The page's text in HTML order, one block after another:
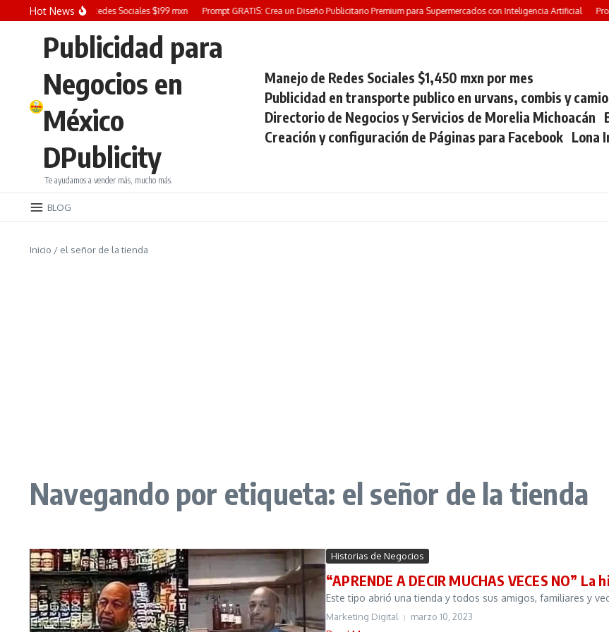
Saltar al contenido
Hot News
Diseño Grafico para Redes Sociales $199 mxn Prompt GRATIS: Crea un Diseño Publicitario Premium para Supermercados con Inteligencia Artificial
Publicidad para
Negocios en
México
DPublicity
Te ayudamos a vender más, mucho más.
Manejo de Redes Sociales $1,450 mxn por mes
Publicidad en transporte publico en urvans, combis y
Directorio de Negocios y Servicios de Morelia Michoacán
Creación y configuración de Páginas para Facebook Lona
BLOG
Inicio / el señor de la tienda
Navegando por etiqueta: el señor de la tienda
Historias de Negocios
“APRENDE A DECIR MUCHAS VECES NO”
Este tipo abrió una tienda y todos sus amigos, familiares y
Marketing Digital marzo 10, 2023